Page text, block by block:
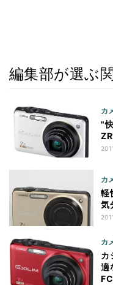
編集部が選ぶ
カ
"
カ
軽
気
カ
カ
適